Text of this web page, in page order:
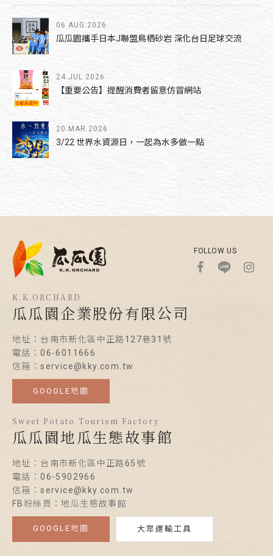
06.AUG.2026
瓜瓜園攜手日本J聯盟鳥栖砂岩 深化台日足球交流
24.JUL.2026
【重要公告】提醒消費者留意仿冒網站
20.MAR.2026
3/22 世界水資源日，一起為水多做一點
FOLLOW US
K.K.ORCHARD
瓜瓜園企業股份有限公司
地址：台南市新化區中正路127巷31號
電話：06-6011666
信箱：service@kky.com.tw
GOOGLE地圖
Sweet Potato Tourism Factory
瓜瓜園地瓜生態故事館
地址：台南市新化區中正路65號
電話：06-5902966
信箱：service@kky.com.tw
FB粉絲頁：地瓜生態故事館
GOOGLE地圖 大眾運輸工具